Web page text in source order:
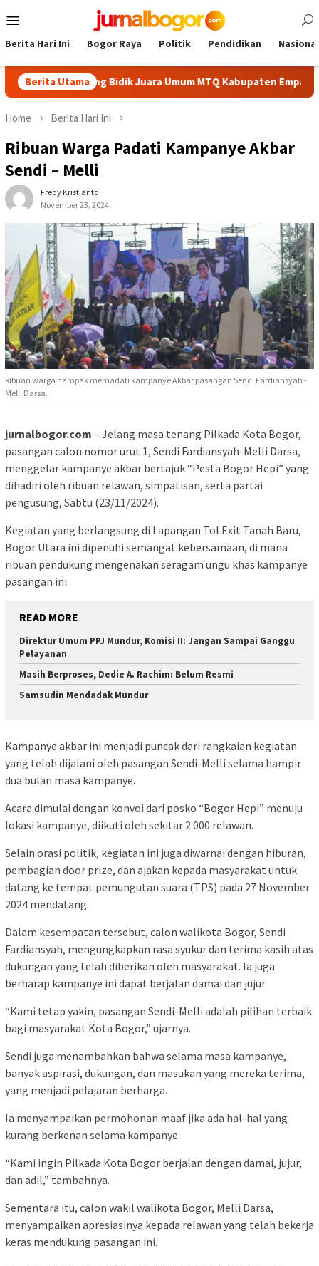
to
Menu
Berita Hari Ini Bogor Raya Politik Pendidikan Nasional
Berita Utama
Bidik Juara Umum MTQ Kabupaten Empat Kali
Home Berita Hari Ini
Ribuan Warga Padati Kampanye Akbar
Sendi – Melli
Fredy Kristianto
November 23, 2024
Ribuan warga nampak memadati kampanye Akbar pasangan Sendi Fardiansyah -
Melli Darsa.
jurnalbogor.com – Jelang masa tenang Pilkada Kota Bogor,
pasangan calon nomor urut 1, Sendi Fardiansyah-Melli Darsa,
menggelar kampanye akbar bertajuk “Pesta Bogor Hepi” yang
dihadiri oleh ribuan relawan, simpatisan, serta partai
pengusung, Sabtu (23/11/2024).
Kegiatan yang berlangsung di Lapangan Tol Exit Tanah Baru,
Bogor Utara ini dipenuhi semangat kebersamaan, di mana
ribuan pendukung mengenakan seragam ungu khas kampanye
pasangan ini.
READ MORE
Direktur Umum PPJ Mundur, Komisi II: Jangan Sampai Ganggu
Pelayanan
Masih Berproses, Dedie A. Rachim: Belum Resmi
Samsudin Mendadak Mundur
Kampanye akbar ini menjadi puncak dari rangkaian kegiatan
yang telah dijalani oleh pasangan Sendi-Melli selama hampir
dua bulan masa kampanye.
Acara dimulai dengan konvoi dari posko “Bogor Hepi” menuju
lokasi kampanye, diikuti oleh sekitar 2.000 relawan.
Selain orasi politik, kegiatan ini juga diwarnai dengan hiburan,
pembagian door prize, dan ajakan kepada masyarakat untuk
datang ke tempat pemungutan suara (TPS) pada 27 November
2024 mendatang.
Dalam kesempatan tersebut, calon walikota Bogor, Sendi
Fardiansyah, mengungkapkan rasa syukur dan terima kasih atas
dukungan yang telah diberikan oleh masyarakat. Ia juga
berharap kampanye ini dapat berjalan damai dan jujur.
“Kami tetap yakin, pasangan Sendi-Melli adalah pilihan terbaik
bagi masyarakat Kota Bogor,” ujarnya.
Sendi juga menambahkan bahwa selama masa kampanye,
banyak aspirasi, dukungan, dan masukan yang mereka terima,
yang menjadi pelajaran berharga.
Ia menyampaikan permohonan maaf jika ada hal-hal yang
kurang berkenan selama kampanye.
“Kami ingin Pilkada Kota Bogor berjalan dengan damai, jujur,
dan adil,” tambahnya.
Sementara itu, calon wakil walikota Bogor, Melli Darsa,
menyampaikan apresiasinya kepada relawan yang telah bekerja
keras mendukung pasangan ini.